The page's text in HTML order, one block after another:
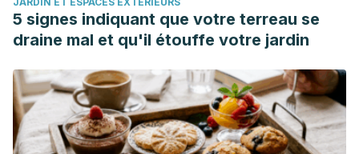
5 signes indiquant que votre terreau se
draine mal et qu'il étouffe votre jardin